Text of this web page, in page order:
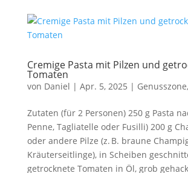
Cremige Pasta mit Pilzen und
Tomaten
von Daniel | Apr. 5, 2025 | Genusszone,
Zutaten (für 2 Personen) 250 g Pasta
Penne, Tagliatelle oder Fusilli) 200 g
oder andere Pilze (z. B. braune
Kräuterseitlinge), in Scheiben
getrocknete Tomaten in Öl, grob